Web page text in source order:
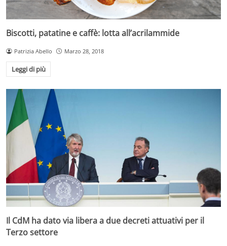
Biscotti, patatine e caffè: lotta all’acrilammide
Patrizia Abello Marzo 28, 2018
Leggi di più
Il CdM ha dato via libera a due decreti attuativi per il
Terzo settore